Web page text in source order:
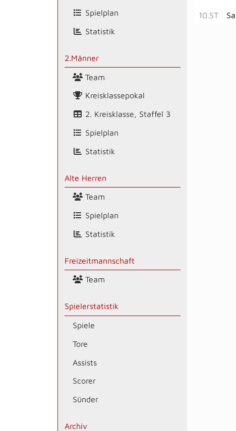
Spielplan
Statistik
2.Männer
Team
Kreisklassepokal
2. Kreisklasse, Staffel 3
Spielplan
Statistik
Alte Herren
Team
Spielplan
Statistik
Freizeitmannschaft
Team
Spielerstatistik
Spiele
Tore
Assists
Scorer
Sünder
Archiv
10.ST